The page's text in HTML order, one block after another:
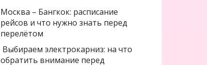
Москва – Бангкок: расписание
рейсов и что нужно знать перед
перелётом
Выбираем электрокарниз: на что
обратить внимание перед